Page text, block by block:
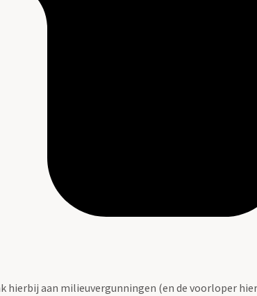
hierbij aan milieuvergunningen (en de voorloper